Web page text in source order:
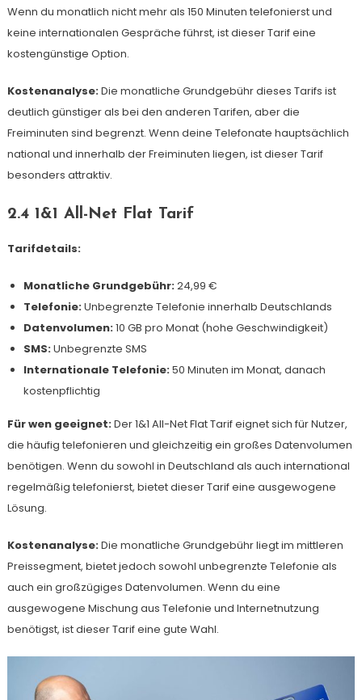
Wenn du monatlich nicht mehr als 150 Minuten telefonierst und
keine internationalen Gespräche führst, ist dieser Tarif eine
kostengünstige Option.
Kostenanalyse:Die monatliche Grundgebühr dieses Tarifs ist
deutlich günstiger als bei den anderen Tarifen, aber die
Freiminuten sind begrenzt. Wenn deine Telefonate hauptsächlich
national und innerhalb der Freiminuten liegen, ist dieser Tarif
besonders attraktiv.
2.4 1&1 All-Net Flat Tarif
Tarifdetails:
Monatliche Grundgebühr:24,99 €
Telefonie:Unbegrenzte Telefonie innerhalb Deutschlands
Datenvolumen:10 GB pro Monat (hohe Geschwindigkeit)
SMS:Unbegrenzte SMS
Internationale Telefonie:50 Minuten im Monat, danach
kostenpflichtig
Für wen geeignet:Der 1&1 All-Net Flat Tarif eignet sich für Nutzer,
die häufig telefonieren und gleichzeitig ein großes Datenvolumen
benötigen. Wenn du sowohl in Deutschland als auch international
regelmäßig telefonierst, bietet dieser Tarif eine ausgewogene
Lösung.
Kostenanalyse:Die monatliche Grundgebühr liegt im mittleren
Preissegment, bietet jedoch sowohl unbegrenzte Telefonie als
auch ein großzügiges Datenvolumen. Wenn du eine
ausgewogene Mischung aus Telefonie und Internetnutzung
benötigst, ist dieser Tarif eine gute Wahl.